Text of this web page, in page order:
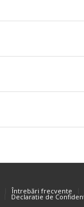
Întrebări frecvente
Declarație de